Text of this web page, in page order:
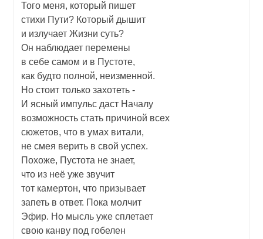
Того меня, который пишет
стихи Пути? Который дышит
и излучает Жизни суть?
Он наблюдает перемены
в себе самом и в Пустоте,
как будто полной, неизменной.
Но стоит только захотеть -
И ясный импульс даст Началу
возможность стать причиной всех
сюжетов, что в умах витали,
не смея верить в свой успех.
Похоже, Пустота не знает,
что из неё уже звучит
тот камертон, что призывает
запеть в ответ. Пока молчит
Эфир. Но мысль уже сплетает
свою канву под гобелен